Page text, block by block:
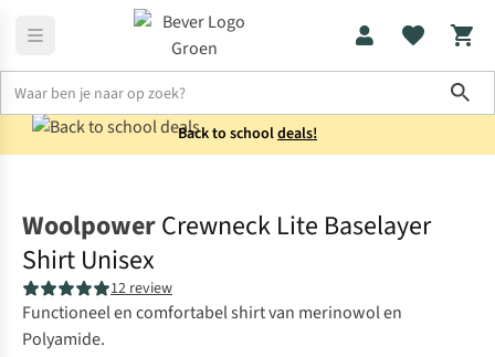
Back to schooldeals!
WoolpowerCrewneck Lite Baselayer
Shirt Unisex
12 review
Functioneel en comfortabel shirt van merinowol en
Polyamide.